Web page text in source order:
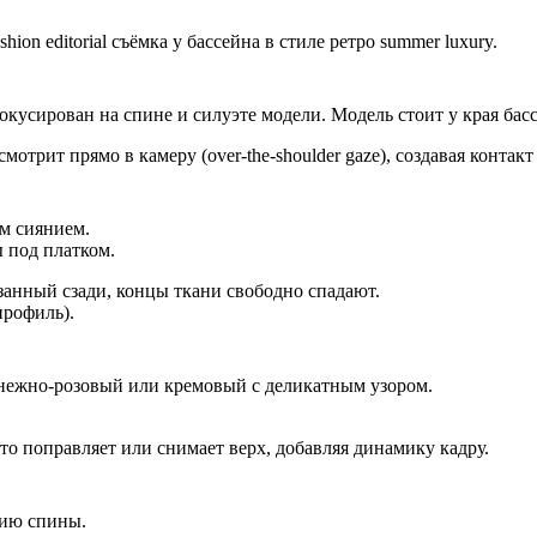
editorial съёмка у бассейна в стиле ретро summer luxury.
на спине и силуэте модели. Модель стоит у края
прямо в камеру (over-the-shoulder gaze), создавая контакт
сиянием.
под платком.
сзади, концы ткани свободно спадают.
розовый или кремовый с деликатным узором.
поправляет или снимает верх, добавляя динамику кадру.
спины.